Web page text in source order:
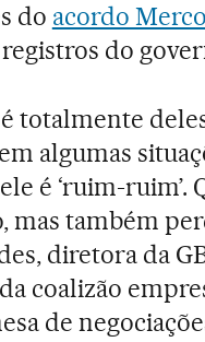
do acordo
do
totalmente
algumas
é ‘ruim-ruim’.
também
diretora da
coalizão
de